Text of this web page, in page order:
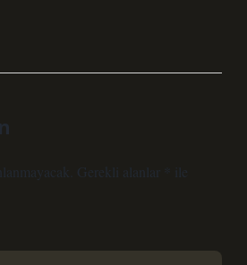
Gerekli alanlar
ile